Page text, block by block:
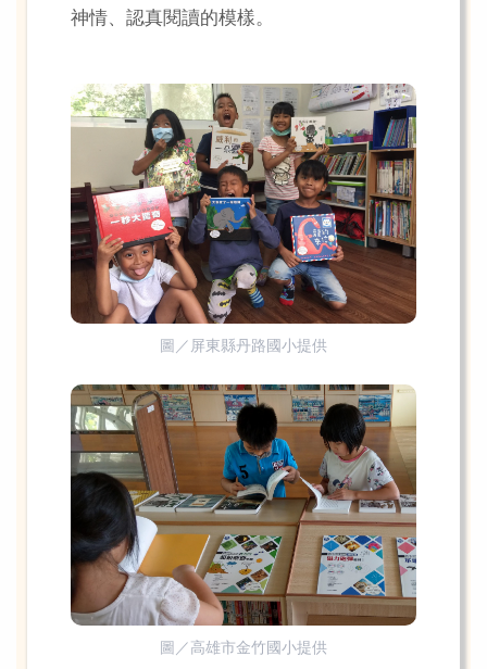
神情、認真閱讀的模樣。
圖／屏東縣丹路國小提供
圖／高雄市金竹國小提供